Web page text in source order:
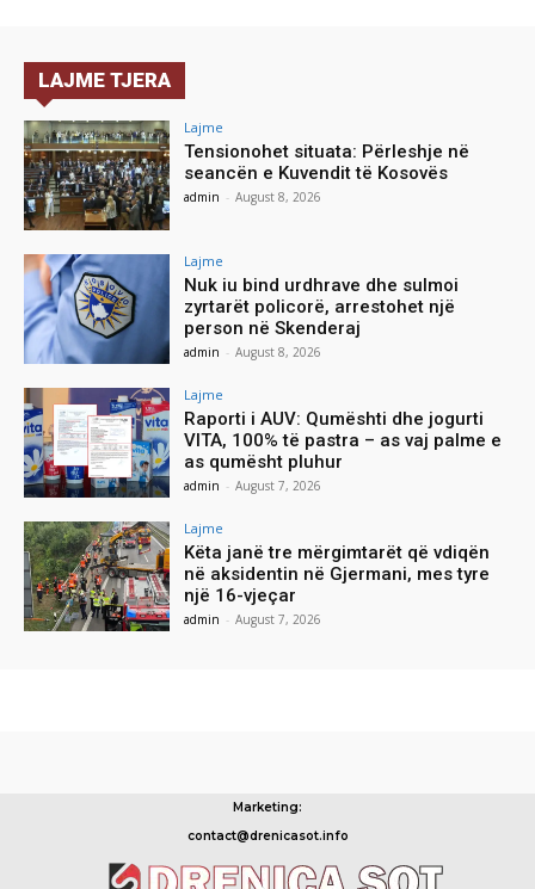
LAJME TJERA
Lajme
Tensionohet situata: Përleshje në
seancën e Kuvendit të Kosovës
admin - August 8, 2026
Lajme
Nuk iu bind urdhrave dhe sulmoi
zyrtarët policorë, arrestohet një
person në Skenderaj
admin - August 8, 2026
Lajme
Raporti i AUV: Qumështi dhe jogurti
VITA, 100% të pastra – as vaj palme e
as qumësht pluhur
admin - August 7, 2026
Lajme
Këta janë tre mërgimtarët që vdiqën
në aksidentin në Gjermani, mes tyre
një 16-vjeçar
admin - August 7, 2026
Marketing:
contact@drenicasot.info